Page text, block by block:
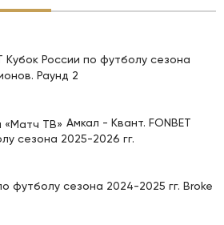
Кубок России по футболу сезона
Раунд 2
Амкал - Квант. FONBET
сезона 2025-2026 гг.
футболу сезона 2024-2025 гг. Broke